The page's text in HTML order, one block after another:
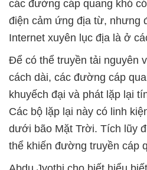
các đường cáp quang khó
điện cảm ứng địa từ, nhưng
Internet xuyên lục địa là ở
Để có thể truyền tải nguyên
cách dài, các đường cáp
khuyếch đại và phát lặp lại
Các bộ lặp lại này có linh
dưới bão Mặt Trời. Tích lũy
thể khiến đường truyền cáp